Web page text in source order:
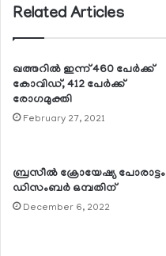
Related Articles
ഖത്തറില്‍ ഇന്ന് 460 പേര്‍ക്ക്
കോവിഡ്, 412 പേര്‍ക്ക്
രോഗമുക്തി
February 27, 2021
ബ്രസീല്‍ ക്രോയേഷ്യ പോരാട്ടം
ഡിസംബര്‍ ഒമ്പതിന്
December 6, 2022